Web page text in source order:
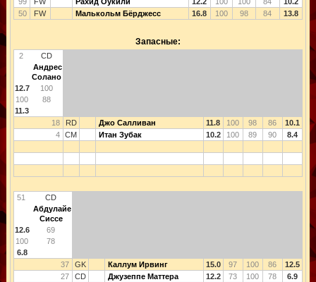
50
FW Малькольм Бёрджесс 16.8 100 98 84 13.8
Запасные:
2
CD
Андрес
Солано
12.7
100
100
88
11.3
18
RD Джо Салливан 11.8 100 98 86
10.1
4
CM Итан Зубак 10.2 100 89 90 8.4
51
CD
Абдулайе
Сиссе
12.6
69
100
78
6.8
37
GK Каллум Ирвинг 15.0 97 100 86
12.5
27
CD Джузеппе Маттера 12.2 73 100 78
6.9